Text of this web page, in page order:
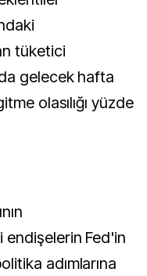
tüketici
gelecek hafta
olasılığı yüzde
endişelerin Fed'in
adımlarına